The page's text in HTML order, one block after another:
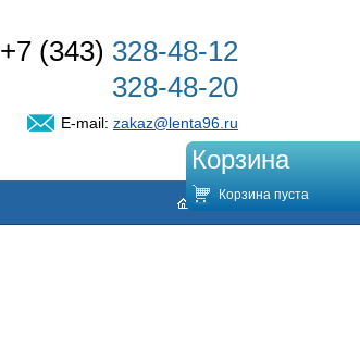
+7 (343) 328-48-12
328-48-20
E-mail: zakaz@lenta96.ru
Корзина
Корзина пуста